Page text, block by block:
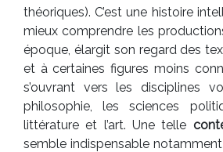
théoriques). C’est une histoire
mieux comprendre les
époque, élargit son regard des
et à certaines figures moins
s’ouvrant vers les disciplines
philosophie, les sciences
littérature et l’art. Une telle
semble indispensable notamment